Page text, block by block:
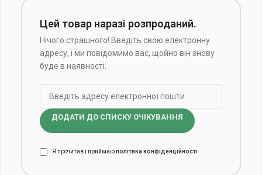
Цей товар наразі розпроданий.
Нічого страшного! Введіть свою електронну
адресу, і ми повідомимо вас, щойно він знову
буде в наявності.
ДОДАТИ ДО СПИСКУ ОЧІКУВАННЯ
Я прочитав і приймаюполітика конфіденційності